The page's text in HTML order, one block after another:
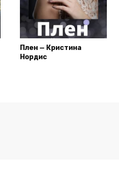
Плен — Кристина
Нордис